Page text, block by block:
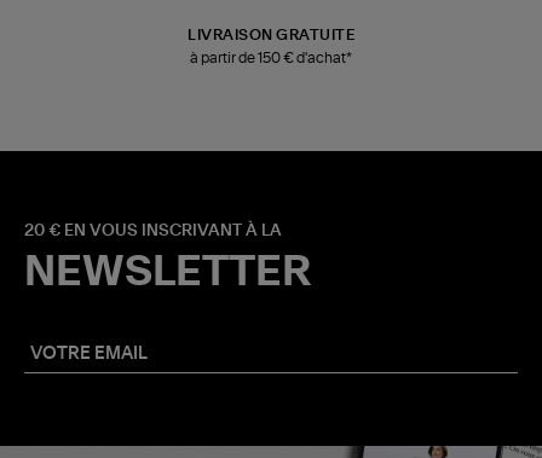
LIVRAISON GRATUITE
à partir de 150 € d'achat*
20 € EN VOUS INSCRIVANT À LA
NEWSLETTER